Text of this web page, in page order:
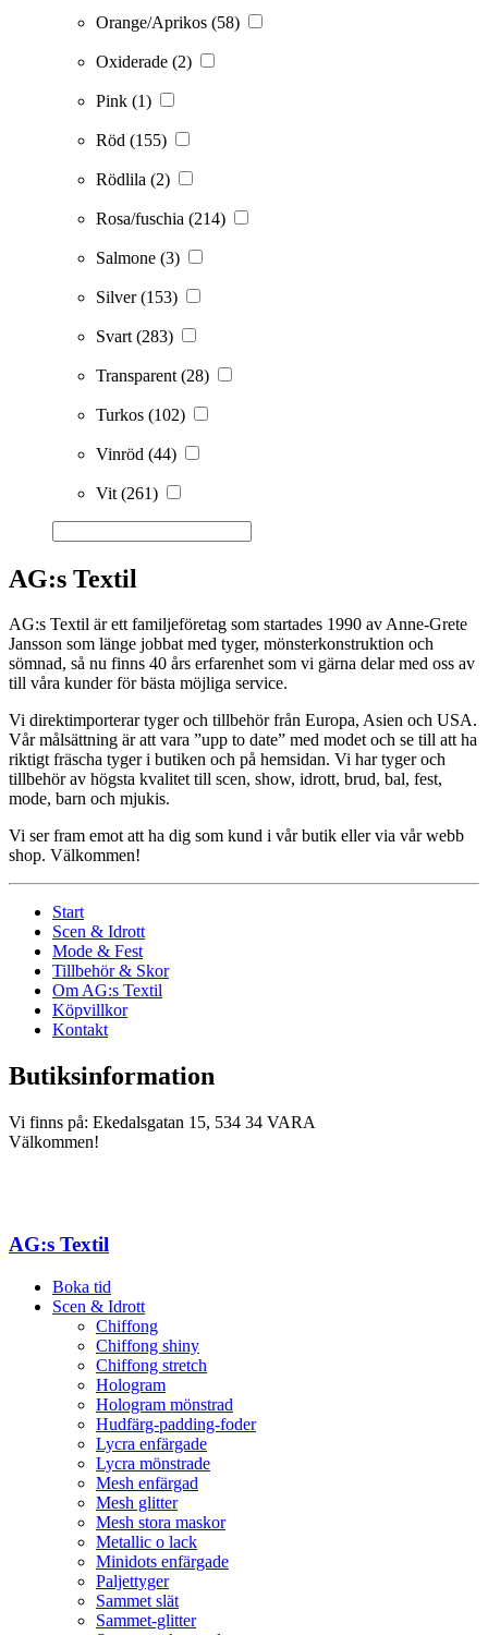
Orange/Aprikos (58)
Oxiderade (2)
Pink (1)
Röd (155)
Rödlila (2)
Rosa/fuschia (214)
Salmone (3)
Silver(153)
Svart (283)
Transparent (28)
Turkos (102)
Vinröd (44)
Vit (261)
AG:s Textil
AG:s Textil är ett familjeföretag som startades 1990 av Anne-Grete
Jansson som länge jobbat med tyger, mönsterkonstruktion och
sömnad, så nu finns 40 års erfarenhet som vi gärna delar med oss av
till våra kunder för bästa möjliga service.
Vi direktimporterar tyger och tillbehör från Europa, Asien och USA.
Vår målsättning är att vara ”upp to date” med modet och se till att ha
riktigt fräscha tyger i butiken och på hemsidan. Vi har tyger och
tillbehör av högsta kvalitet till scen, show, idrott, brud, bal, fest,
mode, barn och mjukis.
Vi ser fram emot att ha dig som kund i vår butik eller via vår webb
shop. Välkommen!
Start
Scen & Idrott
Mode & Fest
Tillbehör & Skor
Om AG:s Textil
Köpvillkor
Kontakt
Butiksinformation
Vi finns på: Ekedalsgatan 15, 534 34 VARA
Välkommen!
AG:s Textil
Boka tid
Scen & Idrott
Chiffong
Chiffong shiny
Chiffong stretch
Hologram
Hologram mönstrad
Hudfärg-padding-foder
Lycra enfärgade
Lycra mönstrade
Mesh enfärgad
Mesh glitter
Mesh stora maskor
Metallic o lack
Minidots enfärgade
Paljettyger
Sammet slät
Sammet-glitter